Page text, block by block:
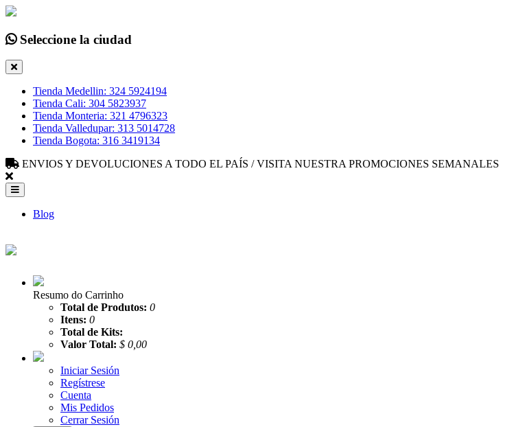
Seleccione la ciudad
Tienda Medellin: 324 5924194
Tienda Cali: 304 5823937
Tienda Monteria: 321 4796323
Tienda Valledupar: 313 5014728
Tienda Bogota: 316 3419134
ENVIOS Y DEVOLUCIONES A TODO EL PAÍS / VISITA NUESTRA PROMOCIONES SEMANALES
Blog
Resumo do Carrinho
Total de Produtos: 0
Itens: 0
Total de Kits:
Valor Total: $ 0,00
Iniciar Sesión
Regístrese
Cuenta
Mis Pedidos
Cerrar Sesión